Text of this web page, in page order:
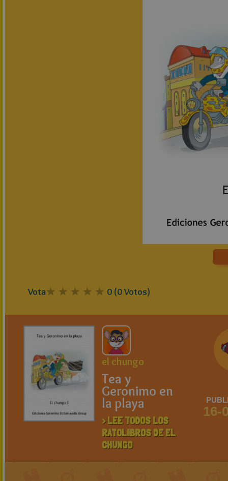
Vota 0 (0Votos)
el chungo
Tea y
Geronimo en
la playa
> LEE TODOS LOS
RATOLIBROS DE EL
CHUNGO
16-